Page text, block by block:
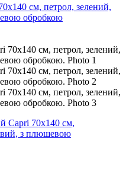
см, петрол, зелений,
обробкою